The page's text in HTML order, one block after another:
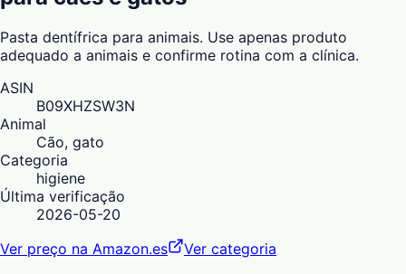
Pasta dentífrica para animais. Use apenas produto
adequado a animais e confirme rotina com a clínica.
ASIN
B09XHZSW3N
Animal
Cão, gato
Categoria
higiene
Última verificação
2026-05-20
Ver preço na Amazon.es
Ver categoria